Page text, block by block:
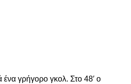
ένα γρήγορο γκολ. Στο 48′ ο